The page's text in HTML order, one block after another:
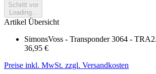
Schritt vor
Loading...
Artikel Übersicht
SimonsVoss - Transponder 3064 -
36,95 €
Preise inkl. MwSt. zzgl. Versandkosten